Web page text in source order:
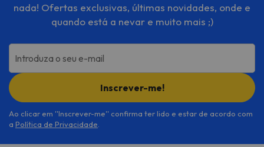
nada! Ofertas exclusivas, últimas novidades, onde e
quando está a nevar e muito mais ;)
Introduza o seu e-mail
Inscrever-me!
Ao clicar em ''Inscrever-me'' confirma ter lido e estar de acordo com
a Política de Privacidade